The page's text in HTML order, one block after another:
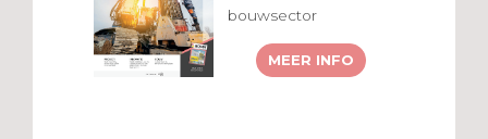
bouwsector
MEER INFO